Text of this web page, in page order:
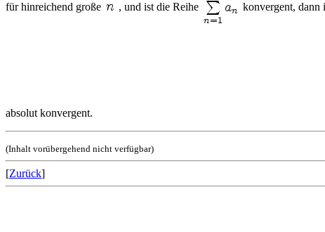
für hinreichend große , und ist die Reihe konvergent, dann
absolut konvergent.
(Inhalt vorübergehend nicht verfügbar)
[Zurück]